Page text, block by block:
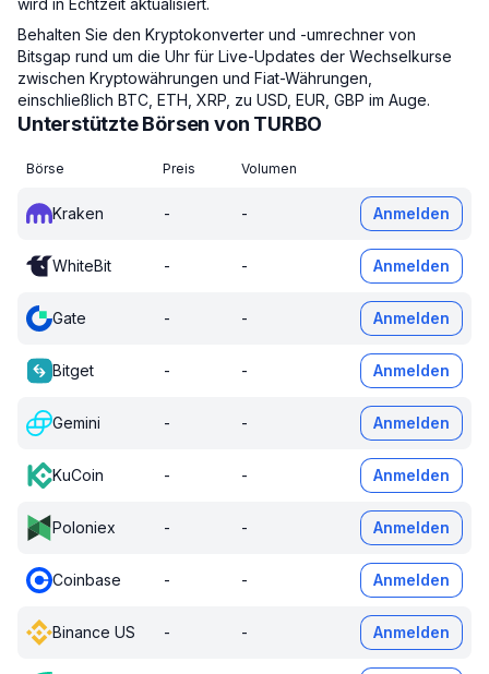
wird in Echtzeit aktualisiert.
Behalten Sie den Kryptokonverter und -umrechner von
Bitsgap rund um die Uhr für Live-Updates der Wechselkurse
zwischen Kryptowährungen und Fiat-Währungen,
einschließlich BTC, ETH, XRP, zu USD, EUR, GBP im Auge.
Unterstützte Börsen von TURBO
Börse Preis Volumen
Kraken - - Anmelden
WhiteBit - - Anmelden
Gate - - Anmelden
Bitget - - Anmelden
Gemini - - Anmelden
KuCoin - - Anmelden
Poloniex - - Anmelden
Coinbase - - Anmelden
Binance US - - Anmelden